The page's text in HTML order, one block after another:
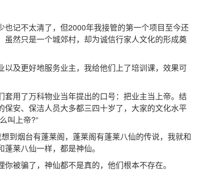
记不太清了，但2000年我接管的第一个项目至今还
然只是一个城郊村，却为诚信行家人文化的形成奠
及更好地服务业主，我给他们上了培训课，效果可
用了万科物业当年提出的口号：把业主当上帝。结
安、保洁人员大多都三四十岁了，大家的文化水平
叫上帝?”
烟台有蓬莱阁，蓬莱阁有蓬莱八仙的传说，我就和
莱八仙一样，都是神仙。
骗了，神仙都不是真的，他们根本不存在。